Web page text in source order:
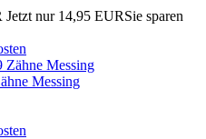
Jetzt nur 14,95 EURSie sparen
Messing